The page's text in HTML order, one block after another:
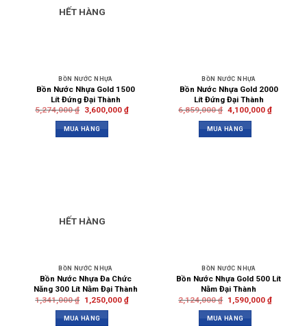
HẾT HÀNG
BỒN NƯỚC NHỰA
Bồn Nước Nhựa Gold 1500
Lít Đứng Đại Thành
5,274,000₫ 3,600,000 ₫
MUA HÀNG
BỒN NƯỚC NHỰA
Bồn Nước Nhựa Gold 2000
Lít Đứng Đại Thành
6,859,000₫ 4,100,000 ₫
MUA HÀNG
HẾT HÀNG
BỒN NƯỚC NHỰA
Bồn Nước Nhựa Đa Chức
Năng 300 Lít Nằm Đại Thành
1,341,000₫ 1,250,000 ₫
MUA HÀNG
BỒN NƯỚC NHỰA
Bồn Nước Nhựa Gold 500 Lít
Nằm Đại Thành
2,124,000₫ 1,590,000 ₫
MUA HÀNG